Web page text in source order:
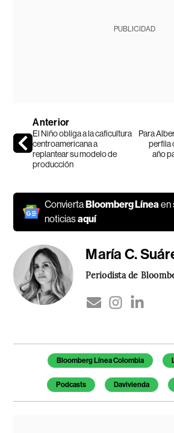
PUBLICIDAD
Anterior
El Niño obliga a la caficultura
centroamericana a
replantear su modelo de
producción
Para
perfila
año
ConviertaBloomberg Línea en
noticiasaquí
María C.
Periodista de
Temas de este artículo
Bloomberg Línea Colombia
Podcasts Davivienda